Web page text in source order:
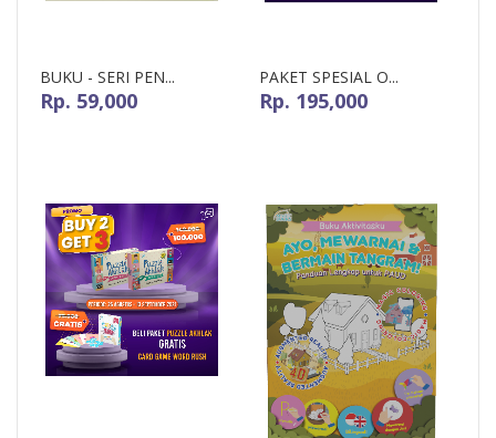
BUKU - SERI PEN...
Rp. 59,000
PAKET SPESIAL O...
Rp. 195,000